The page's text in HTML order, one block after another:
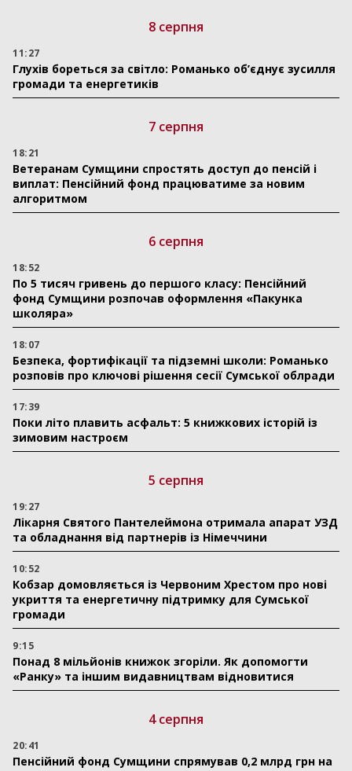
8 серпня
11:27
Глухів бореться за світло: Романько об’єднує зусилля
громади та енергетиків
7 серпня
18:21
Ветеранам Сумщини спростять доступ до пенсій і
виплат: Пенсійний фонд працюватиме за новим
алгоритмом
6 серпня
18:52
По 5 тисяч гривень до першого класу: Пенсійний
фонд Сумщини розпочав оформлення «Пакунка
школяра»
18:07
Безпека, фортифікації та підземні школи: Романько
розповів про ключові рішення сесії Сумської облради
17:39
Поки літо плавить асфальт: 5 книжкових історій із
зимовим настроєм
5 серпня
19:27
Лікарня Святого Пантелеймона отримала апарат УЗД
та обладнання від партнерів із Німеччини
10:52
Кобзар домовляється із Червоним Хрестом про нові
укриття та енергетичну підтримку для Сумської
громади
9:15
Понад 8 мільйонів книжок згоріли. Як допомогти
«Ранку» та іншим видавництвам відновитися
4 серпня
20:41
Пенсійний фонд Сумщини спрямував 0,2 млрд грн на